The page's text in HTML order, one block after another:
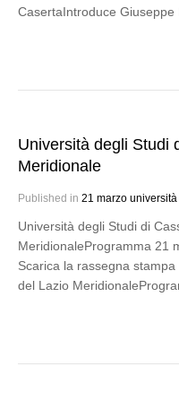
CasertaIntroduce Giuseppe
Università degli Studi
Meridionale
Published in 21 marzo università
Università degli Studi di
MeridionaleProgramma 21
Scarica la rassegna
del Lazio